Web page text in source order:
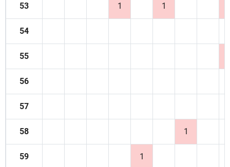
53 1 1
54
55
56
57
58 1
59 1